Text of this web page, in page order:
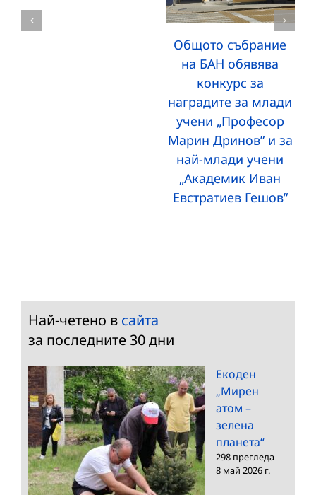
Общото събрание
на БАН обявява
конкурс за
наградите за млади
учени „Професор
Марин Дринов” и за
най-млади учени
„Академик Иван
Евстратиев Гешов”
Най-четено в сайта
за последните 30 дни
Екоден
„Мирен
атом –
зелена
планета“
298 прегледа |
8 май 2026 г.